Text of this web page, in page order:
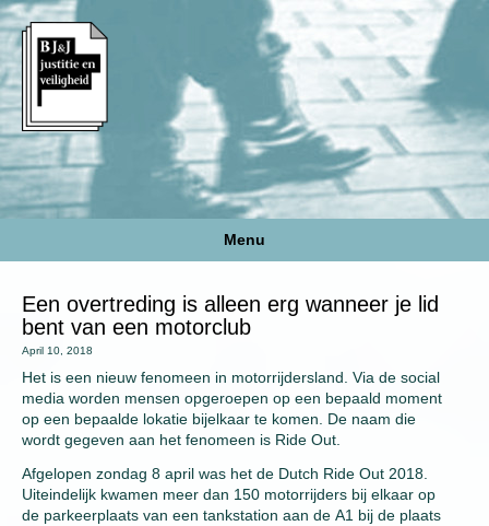
Menu
Een overtreding is alleen erg wanneer je lid
bent van een motorclub
April 10, 2018
Het is een nieuw fenomeen in motorrijdersland. Via de social
media worden mensen opgeroepen op een bepaald moment
op een bepaalde lokatie bijelkaar te komen. De naam die
wordt gegeven aan het fenomeen is Ride Out.
Afgelopen zondag 8 april was het de Dutch Ride Out 2018.
Uiteindelijk kwamen meer dan 150 motorrijders bij elkaar op
de parkeerplaats van een tankstation aan de A1 bij de plaats